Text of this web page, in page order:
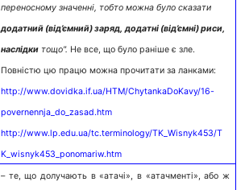
переносному значенні, тобто можна було сказати
додатний (від’ємний) заряд, додатні (від’ємні) риси,
наслідки тощо". Не все, що було раніше є зле.
Повністю цю працю можна прочитати за ланками:
http://www.dovidka.if.ua/HTM/ChytankaDoKavy/16-
povernennja_do_zasad.htm
http://www.lp.edu.ua/tc.terminology/TK_Wisnyk453/T
K_wisnyk453_ponomariw.htm
– те, що долучають в «атачі», в «атачменті», або ж